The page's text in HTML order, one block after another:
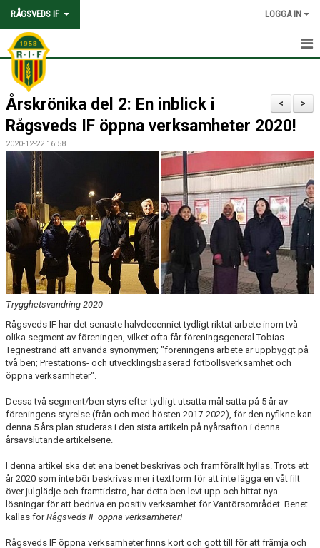
RÅGSVEDS IF LOGGA IN
HEM
KONTAKT
OM FÖRENINGEN
AVGIFTER
TRYGGHET OCH VÄRDEGRUND
KNATTEFOTBOLLSSKOLA
PARTNERSKAP & SPONSRING
SKOLSAMARBETEN
SOCIAL HÅLLBARHET
TRÄNINGSKLÄDER
RÅGSVEDS IF I MEDIA
FONDER
>
<
Årskrönika del 2: En inblick i
Rågsveds IF öppna verksamheter 2020!
2020-12-22 16:58
Trygghetsvandring 2020
Rågsveds IF har det senaste halvdecenniet tydligt riktat arbete inom två
olika segment av föreningen, vilket ofta får föreningsgeneral Tobias
Tegnestrand att använda synonymen; "föreningens arbete är uppbyggt på
två ben; Prestations- och utvecklingsbaserad fotbollsverksamhet och
öppna verksamheter".
Dessa två segment/ben styrs efter tydligt utsatta mål satta på 5 år av
föreningens styrelse (från och med hösten 2017-2022), för den nyfikne kan
denna 5 års plan studeras i den sista artikeln på nyårsafton i denna
årsavslutande artikelserie.
I denna artikel ska det ena benet beskrivas och framförallt hyllas. Trots ett
år 2020 som inte bör beskrivas mer i textform för att inte lägga en våt filt
över julglädje och framtidstro, har detta ben levt upp och hittat nya
lösningar för att bedriva en positiv verksamhet för Vantörsområdet. Benet
kallas förRågsveds IF öppna verksamheter!
Rågsveds IF öppna verksamheter finns kort och gott till för att främja och